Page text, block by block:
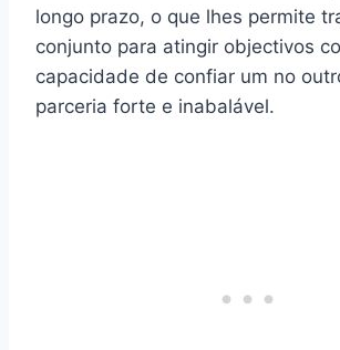
longo prazo, o que lhes permite
conjunto para atingir objectivos
capacidade de confiar um no
parceria forte e inabalável.